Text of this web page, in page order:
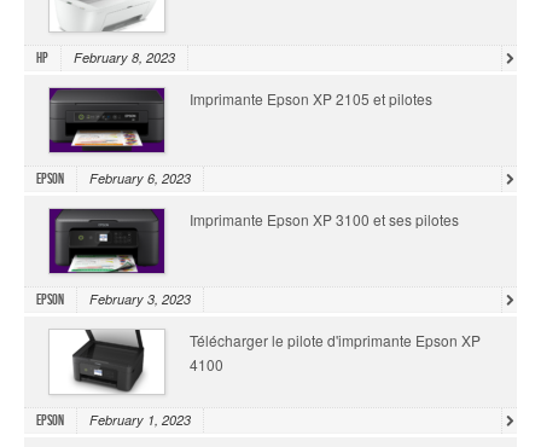
HP February 8, 2023
Imprimante Epson XP 2105 et pilotes
Epson February 6, 2023
Imprimante Epson XP 3100 et ses pilotes
Epson February 3, 2023
Télécharger le pilote d'imprimante Epson XP
4100
Epson February 1, 2023